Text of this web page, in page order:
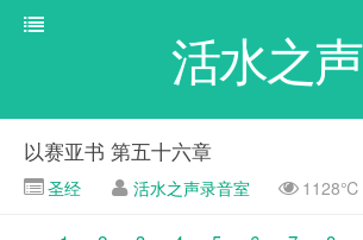
活水之声
以赛亚书 第五十六章
圣经 活水之声录音室 1128℃